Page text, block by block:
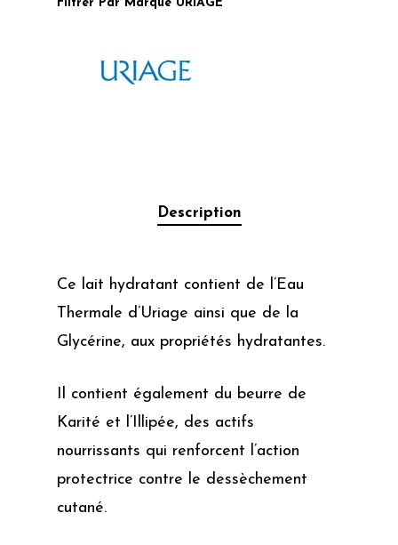
Filtrer Par Marque URIAGE
Description
Ce lait hydratant contient de l’Eau
Thermale d’Uriage ainsi que de la
Glycérine, aux propriétés hydratantes.
Il contient également du beurre de
Karité et l’Illipée, des actifs
nourrissants qui renforcent l’action
protectrice contre le dessèchement
cutané.